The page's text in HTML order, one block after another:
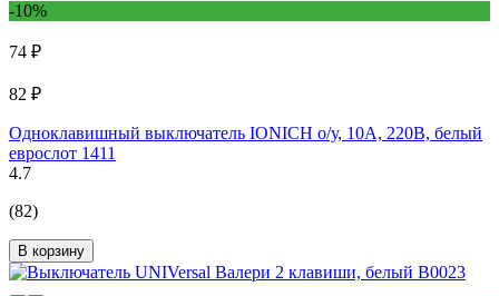
-10%
74 ₽
82 ₽
Одноклавишный выключатель IONICH о/у, 10А, 220В, белый
еврослот 1411
4.7
(82)
В корзину